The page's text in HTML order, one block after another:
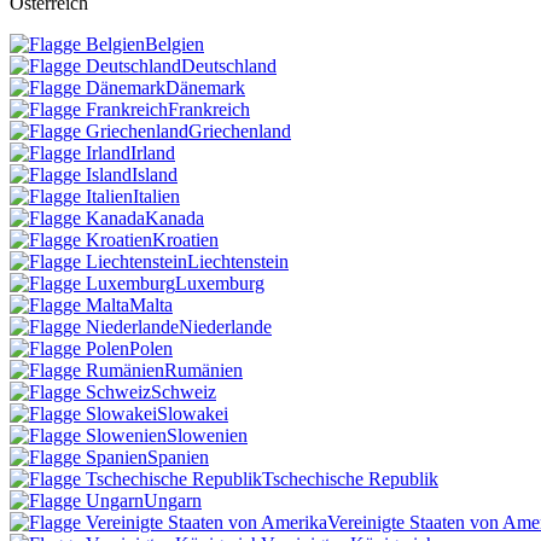
Belgien
Deutschland
Dänemark
Frankreich
Griechenland
Irland
Island
Italien
Kanada
Kroatien
Liechtenstein
Luxemburg
Malta
Niederlande
Polen
Rumänien
Schweiz
Slowakei
Slowenien
Spanien
Tschechische Republik
Ungarn
Vereinigte Staaten von